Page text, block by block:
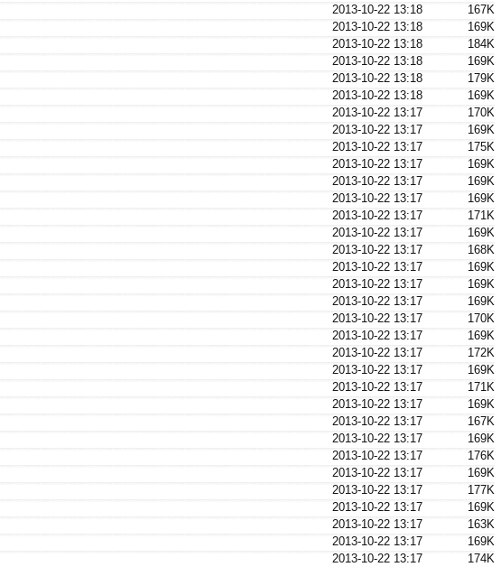
2013-10-22 13:18
167K
2013-10-22 13:18
169K
2013-10-22 13:18
184K
2013-10-22 13:18
169K
2013-10-22 13:18
179K
2013-10-22 13:18
169K
2013-10-22 13:17
170K
2013-10-22 13:17
169K
2013-10-22 13:17
175K
2013-10-22 13:17
169K
2013-10-22 13:17
169K
2013-10-22 13:17
169K
2013-10-22 13:17
171K
2013-10-22 13:17
169K
2013-10-22 13:17
168K
2013-10-22 13:17
169K
2013-10-22 13:17
169K
2013-10-22 13:17
169K
2013-10-22 13:17
170K
2013-10-22 13:17
169K
2013-10-22 13:17
172K
2013-10-22 13:17
169K
2013-10-22 13:17
171K
2013-10-22 13:17
169K
2013-10-22 13:17
167K
2013-10-22 13:17
169K
2013-10-22 13:17
176K
2013-10-22 13:17
169K
2013-10-22 13:17
177K
2013-10-22 13:17
169K
2013-10-22 13:17
163K
2013-10-22 13:17
169K
2013-10-22 13:17
174K